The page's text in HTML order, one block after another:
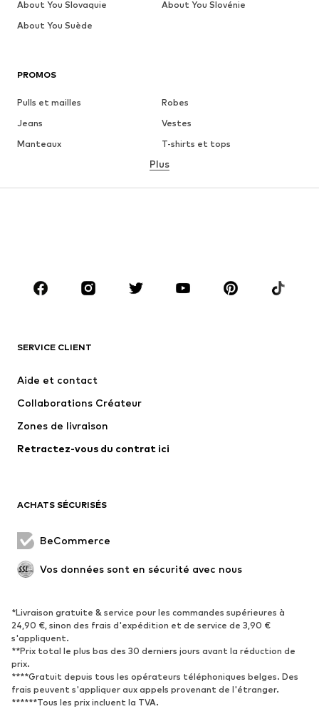
PROMOS
Pulls et mailles
Robes
Jeans
Vestes
Manteaux
T-shirts et tops
Lingerie
Accessoires
Premium
Nouveautés
Lingerie
Manteaux
Jupes
Occasions spéciales
Nouveautés
Tendance
Baskets
Escarpins et talons hauts
Bottes
Sandales
Chaussures basses
Chaussures de sport
Plus
SERVICE CLIENT
Aide et contact
Collaborations Créateur
Zones de livraison
Retractez-vous du contrat ici
ACHATS SÉCURISÉS
BeCommerce
Vos données sont en sécurité avec nous
*Livraison gratuite & service pour les commandes supérieures à
24,90 €, sinon des frais d'expédition et de service de 3,90 €
s'appliquent.
**Prix total le plus bas des 30 derniers jours avant la réduction de
prix.
****Gratuit depuis tous les opérateurs téléphoniques belges. Des
frais peuvent s'appliquer aux appels provenant de l'étranger.
******Tous les prix incluent la TVA.
About You Slovaquie
About You Slovénie
About You Suède